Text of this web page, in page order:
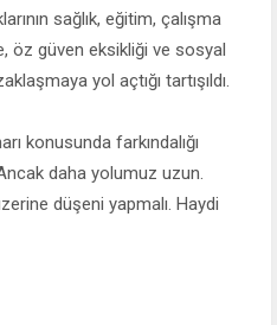
sağlık, eğitim, çalışma
öz güven eksikliği ve sosyal
yol açtığı tartışıldı.
konusunda farkındalığı
daha yolumuz uzun.
düşeni yapmalı. Haydi